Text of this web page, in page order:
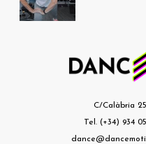
C/Calàbria
Tel. (+34) 934